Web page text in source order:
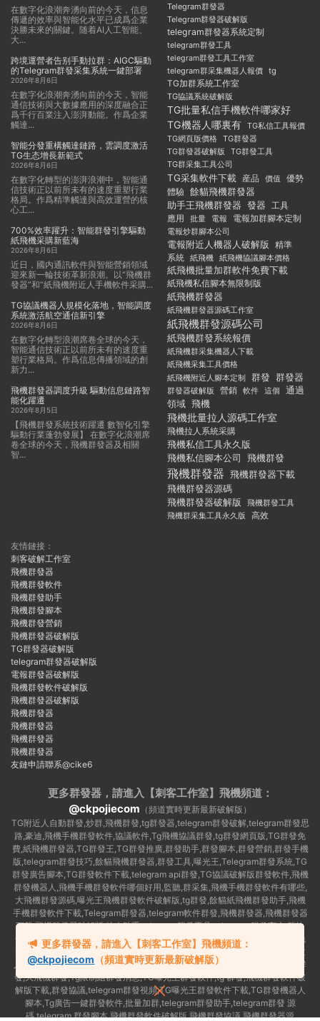
在數字化浪潮奔湧向前的今天，信息
傳遞的效率與智能化水平已成爲企業
決勝未來的關鍵。随着AI人工智能、
大...
跨境運營者告别手動拉群：AIGC驅動
的Telegram群發采集系統一鍵部署
2026年8月6日
在數字化浪潮奔湧向前的今天，智能
通信技術與大數據應用的深度融合正
爲千行百業注入澎湃動能。作爲企業
觸達...
智能分發重構觸達鏈路，雲調度激活
TG生态增長新範式
2026年8月6日
在數字化轉型的澎湃浪潮中，智能通
信技術正以前所未有的速度重塑行業
格局。作爲精準觸達與高效運營的核
心工...
700%效率躍升：智能群發引擎驅動
紙飛機采購新藍海
2026年8月6日
近日，國内通訊軟件與智能營銷領域
迎來新一輪技術革新浪潮。以“飛機群
發器”和“紙飛機附近人手機軟件采購...
TG協議機器人規模化落地，智能調度
系統激活航空通信新引擎
2026年8月6日
在數字化轉型浪潮席卷全球的今天，
智能通信技術正以前所未有的速度重
塑行業格局。作爲信息傳播領域的創
新力...
飛機群發器調度升級 驅動信息鏈路智
能化躍遷
2026年8月5日
【飛機群發系統技術躍遷 數智化引擎
驅動行業蓬勃發展】 在數字化浪潮席
卷全球的今天，飛機群發器及相關
智...
Telegram群發器
Telegram群發器破解版
telegram群發器系統定制
telegram群發工具
telegram群發工具工作室
telegram群采集機器人報價 tg
TG加群系統工作室
TG協議系統破解版
TG批量私信手機軟件哪家好
TG機器人哪裏有
TG私信工具報價
TG網頁版價格
TG群發器
TG群發器破解版
TG群發工具
TG群采集工具公司
TG采集軟件下載 産品 價值 優勢
體驗 餘貓飛機群發器
助手王飛機群發器 發器 工具
應用
批量 電報 電報加群腳本定制
電報炒群腳本公司
電報附近人機器人破解版 精準
系統 紙飛機 紙飛機協議腳本價格
紙飛機批量加群軟件免費下載
紙飛機私信腳本無限制版
紙飛機群發器
紙飛機群發器源碼工作室
紙飛機群發源碼公司
紙飛機群發系統報價
紙飛機群采集機器人下載
紙飛機采集工具價格
紙飛機附近人腳本定制
群發 群發器
群發器破解版 營銷 軟件 這個
通過
領域 飛機
飛機批量拉人源碼工作室
飛機拉人系統采購
飛機私信工具永久版
飛機私信腳本公司
飛機群發
飛機群發器 飛機群發器下載
飛機群發器源碼
飛機群發器破解版
飛機群發工具
飛機群采集工具永久版
高效
友情鏈接：
刺客破解工作室
飛機群發器
飛機群發軟件
飛機群發助手
飛機群發腳本
飛機群發營銷
飛機群發器破解版
TG群發器破解版
telegram群發器破解版
電報群發器破解版
飛機群發軟件破解版
飛機群發器破解版
飛機群發器
飛機群發器
飛機群發器
飛機群發器
友鏈申請聯系@cike6
更多群發器，請進入【刺客工作室】 飛機頻道：
@ckpojiecom （頻道實時更新最新破解版）
TG附近人自動群發,炒群,飛機群發,tg群發器,telegram群發破解,telegram群發思
路,豪迪,飛機手機群發軟件,協議軟件,Tg飛機協議群發,tg群發網頁版,TG群發免
費,紙飛機群發器,TG群發王,TG群發推廣,群發助手,群發腳本,群發營銷,群發手機
版,telegram群發技巧,餘貓飛機群發器,群發工具,曝光王,Telegram群發系統,TG
群發廣告腳本,TG群發軟件下載,telegram api群發,TG協議破解版群發軟件,飛機
群發機器人,飛機手機群發軟件哪個好用,監聽,群采集,飛機手機群發軟件有哪些,
大飛機群發源碼,曝光王飛機群發軟件破解版,tg群發,餘貓紙飛機群發助手,飛機
手機群發軟件下載,Telegram群發器,telegram軟件群發,飛機群發器,飛機群發器
下載,飛機群發器破解版,拉人助手,telegram群發工具,telegram 群發言,加群軟
件,Telegram怎麽群發,協議号注冊機,TG機器人群發消息,群發軟件,tg群發器免
費版,私信軟件,tg群發廣告,telegram群發規則,telegram群發,telegram 群發,拉
人軟件,telegram批量群發,群發器破解版,曝光王飛機群發軟件,telegram自動群
發,大飛機群發,Tg限制組群發消息,TG曝光王群發軟件,tg 群發,飛機群發軟件破
解版下載,群發協議,telegram群發視頻,TG曝光王群發軟件下載,TG群發機器人
腳本,Tg廣告一鍵群發軟件,批量加群,telegram群發助手,telegram群發 源
碼,telegram 群發腳本,飛機群發軟件破解版,飛機群發協議,飛機群發器源
更多群發器，請進入【刺客工作室】飛機頻道：
@ckpojiecom （頻道實時更新最新破解版）